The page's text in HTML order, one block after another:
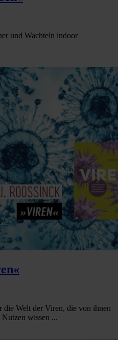
und Wachteln indoor
die Welt der Viren, die von ihnen
wissen ...